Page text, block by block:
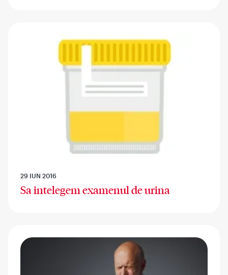
29 IUN 2016
Sa intelegem examenul de urina